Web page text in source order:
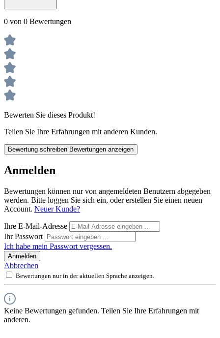
0 von 0 Bewertungen
Bewerten Sie dieses Produkt!
Teilen Sie Ihre Erfahrungen mit anderen Kunden.
Bewertung schreiben Bewertungen anzeigen
Anmelden
Bewertungen können nur von angemeldeten Benutzern abgegeben
werden. Bitte loggen Sie sich ein, oder erstellen Sie einen neuen
Account. Neuer Kunde?
Ihre E-Mail-Adresse
Ihr Passwort
Ich habe mein Passwort vergessen.
Anmelden
Abbrechen
Bewertungen nur in der aktuellen Sprache anzeigen.
Keine Bewertungen gefunden. Teilen Sie Ihre Erfahrungen mit
anderen.